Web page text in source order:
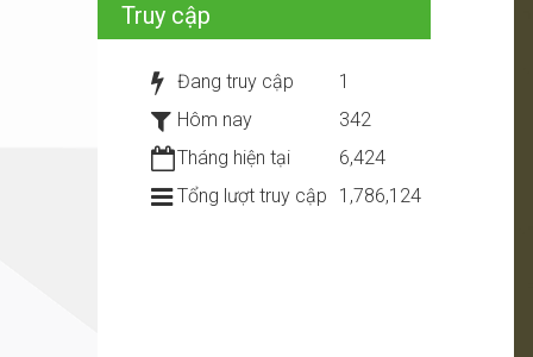
Truy cập
Đang truy cập
1
Hôm nay
342
Tháng hiện tại
6,424
Tổng lượt truy cập
1,786,124